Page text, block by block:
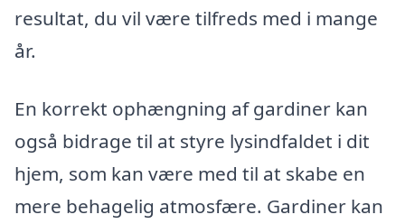
resultat, du vil være tilfreds med i mange
år.
En korrekt ophængning af gardiner kan
også bidrage til at styre lysindfaldet i dit
hjem, som kan være med til at skabe en
mere behagelig atmosfære. Gardiner kan